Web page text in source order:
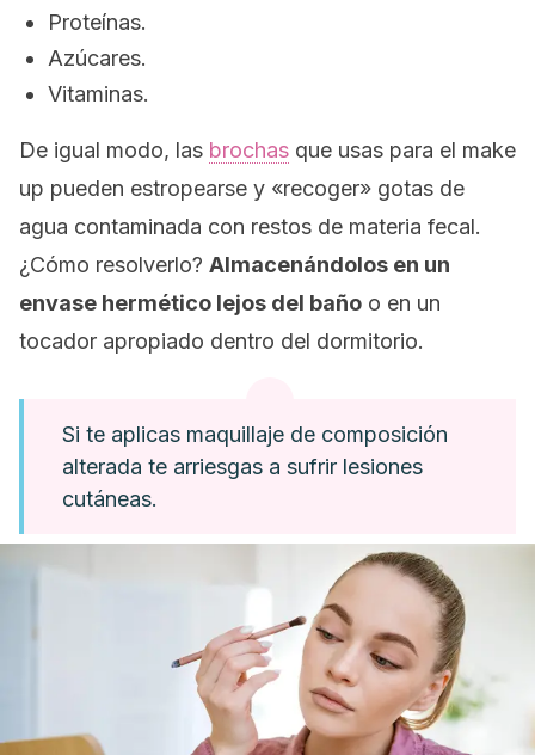
Proteínas.
Azúcares.
Vitaminas.
De igual modo, las brochas que usas para el make
up pueden estropearse y «recoger» gotas de
agua contaminada con restos de materia fecal.
¿Cómo resolverlo? Almacenándolos en un
envase hermético lejos del baño o en un
tocador apropiado dentro del dormitorio.
Si te aplicas maquillaje de composición
alterada te arriesgas a sufrir lesiones
cutáneas.